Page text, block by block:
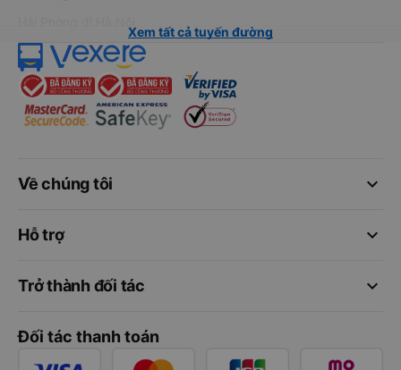
Xem tất cả tuyến đường
keyboard_arrow_down
Về chúng tôi
keyboard_arrow_down
Hỗ trợ
keyboard_arrow_down
Trở thành đối tác
Đối tác thanh toán